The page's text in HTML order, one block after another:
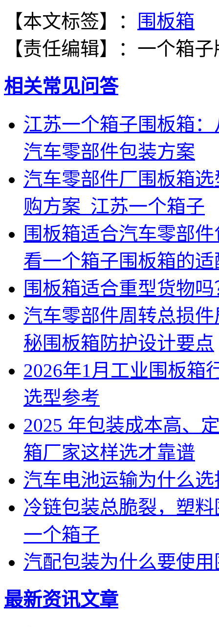
【本文标签】：
围板箱
【责任编辑】： 一个箱子
相关常见问答
江苏一个箱子围板箱
汽车零部件包装方案
汽车零部件厂围板箱
购方案_江苏一个箱子
围板箱适合汽车零部
看一个箱子围板箱的适
围板箱适合重型货物
汽车零部件周转总损
秘围板箱防护设计要点
2026年1月工业围板箱
选型参考
2025 年包装成本高、
箱厂家这样选才靠谱
汽车电池运输为什么
冷链包装总脆裂，塑
一个箱子
汽配包装为什么要使
最新资讯文章